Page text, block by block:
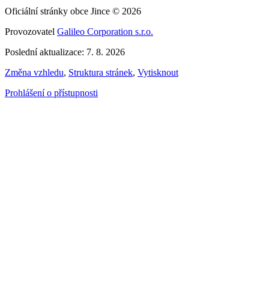
Oficiální stránky obce Jince © 2026
Provozovatel Galileo Corporation s.r.o.
Poslední aktualizace: 7. 8. 2026
Změna vzhledu, Struktura stránek, Vytisknout
Prohlášení o přístupnosti